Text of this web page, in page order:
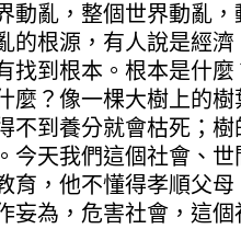
亂，整個世界動亂，
的根源，有人說是經
找到根本。根本是什
麼？像一棵大樹上的
不到養分就會枯死；
今天我們這個社會、
育，他不懂得孝順父
妄為，危害社會，這個